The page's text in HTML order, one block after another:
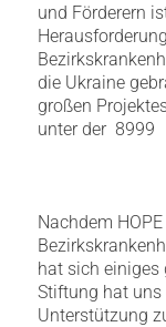
und Förderern
die Ukraine
großen
unter der 8999
Nachdem
hat sich einiges
Stiftung hat uns
Unterstützung